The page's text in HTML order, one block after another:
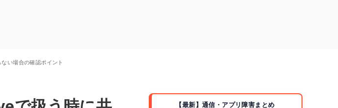
い場合の確認ポイント
【最新】通信・アプリ障害まとめ